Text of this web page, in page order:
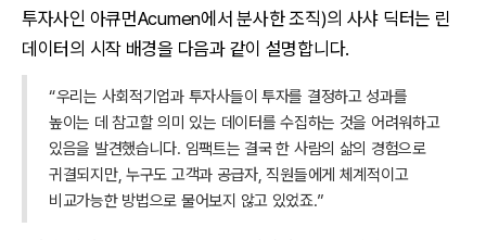
투자사인 아큐먼Acumen에서 분사한 조직)의 사샤 딕터는 린
데이터의 시작 배경을 다음과 같이 설명합니다.
“우리는 사회적기업과 투자사들이 투자를 결정하고 성과를
높이는 데 참고할 의미 있는 데이터를 수집하는 것을 어려워하고
있음을 발견했습니다. 임팩트는 결국 한 사람의 삶의 경험으로
귀결되지만, 누구도 고객과 공급자, 직원들에게 체계적이고
비교가능한 방법으로 물어보지 않고 있었죠.”